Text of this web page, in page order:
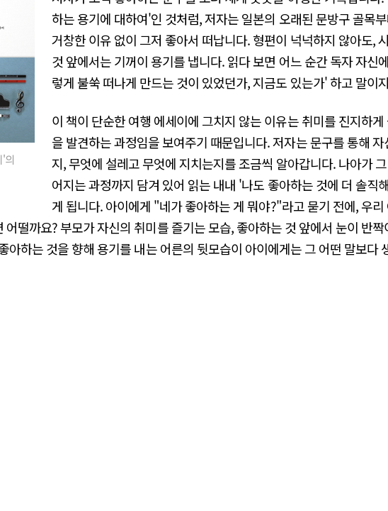
'의
하는 용기에 대하여'인 것처럼, 저자는 일본의 오래된 문방구 골목
거창한 이유 없이 그저 좋아서 떠납니다. 형편이 넉넉하지 않아도,
것 앞에서는 기꺼이 용기를 냅니다. 읽다 보면 어느 순간 독자 자신
렇게 불쑥 떠나게 만드는 것이 있었던가, 지금도 있는가' 하고 말이
이 책이 단순한 여행 에세이에 그치지 않는 이유는 취미를 진지하
을 발견하는 과정임을 보여주기 때문입니다. 저자는 문구를 통해
지, 무엇에 설레고 무엇에 지치는지를 조금씩 알아갑니다. 나아가
어지는 과정까지 담겨 있어 읽는 내내 '나도 좋아하는 것에 더 솔직
게 됩니다. 아이에게 "네가 좋아하는 게 뭐야?"라고 묻기 전에, 우
어떨까요? 부모가 자신의 취미를 즐기는 모습, 좋아하는 것 앞에서 눈이 반
아하는 것을 향해 용기를 내는 어른의 뒷모습이 아이에게는 그 어떤 말보다